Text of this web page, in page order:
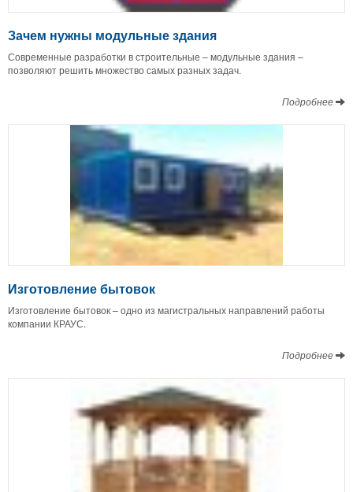
Зачем нужны модульные здания
Современные разработки в строительные – модульные здания –
позволяют решить множество самых разных задач.
Подробнее
Изготовление бытовок
Изготовление бытовок – одно из магистральных направлений работы
компании КРАУС.
Подробнее